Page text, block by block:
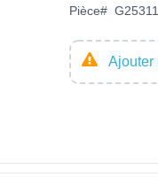
Pièce# G25311
Ajouter